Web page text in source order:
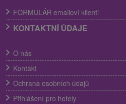
FORMULÁR emailoví klienti
KONTAKTNÍ ÚDAJE
O nás
Kontakt
Ochrana osobních údajů
Přihlášení pro hotely